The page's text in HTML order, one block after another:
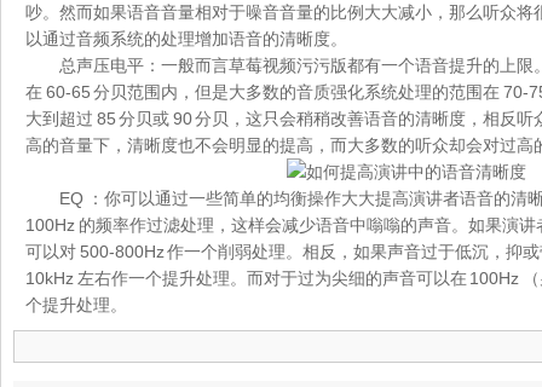
吵。然而如果语音音量相对于噪音音量的比例大大减小，那么听众
以通过音频系统的处理增加语音的清晰度。
总声压电平：一般而言草莓视频污污版都有一个语音提升的上
在 60-65 分贝范围内，但是大多数的音质强化系统处理的范围在 70-
大到超过 85 分贝或 90 分贝，这只会稍稍改善语音的清晰度，相反
高的音量下，清晰度也不会明显的提高，而大多数的听众却会对过高
EQ ：你可以通过一些简单的均衡操作大大提高演讲者语音的清
100Hz 的频率作过滤处理，这样会减少语音中嗡嗡的声音。如果演
可以对 500-800Hz 作一个削弱处理。相反，如果声音过于低沉，抑
10kHz 左右作一个提升处理。而对于过为尖细的声音可以在 100Hz
个提升处理。